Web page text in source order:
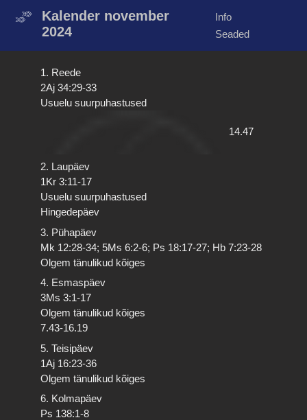
Kalender november
2024
Info
Seaded
1. Reede
2Aj 34:29-33
Usuelu suurpuhastused
14.47
2. Laupäev
1Kr 3:11-17
Usuelu suurpuhastused
Hingedepäev
3. Pühapäev
Mk 12:28-34; 5Ms 6:2-6; Ps 18:17-27; Hb 7:23-28
Olgem tänulikud kõiges
4. Esmaspäev
3Ms 3:1-17
Olgem tänulikud kõiges
7.43-16.19
5. Teisipäev
1Aj 16:23-36
Olgem tänulikud kõiges
6. Kolmapäev
Ps 138:1-8